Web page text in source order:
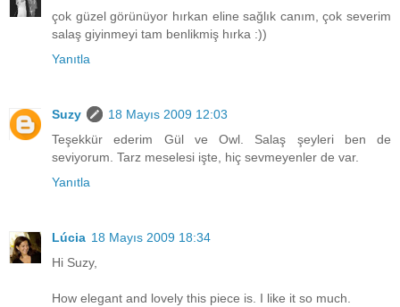
çok güzel görünüyor hırkan eline sağlık canım, çok severim
salaş giyinmeyi tam benlikmiş hırka :))
Yanıtla
Suzy
18 Mayıs 2009 12:03
Teşekkür ederim Gül ve Owl. Salaş şeyleri ben de
seviyorum. Tarz meselesi işte, hiç sevmeyenler de var.
Yanıtla
Lúcia 18 Mayıs 2009 18:34
Hi Suzy,
How elegant and lovely this piece is. I like it so much.